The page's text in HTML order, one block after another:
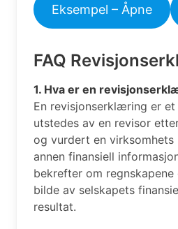
Eksempel – Åpne
FAQ
1. Hva er en
En revisjonserklæring er
utstedes av en revisor
og vurdert en virksomhets
annen finansiell
bekrefter om
bilde av selskapets
resultat.